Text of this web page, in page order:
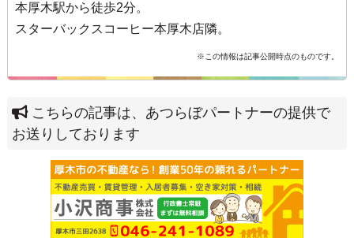
本厚木駅から徒歩2分。
スターバックスコーヒー本厚木店隣。
※この情報は記事公開時点のものです。
こちらの記事は、あつらぼパートナーの提供で
お送りしております